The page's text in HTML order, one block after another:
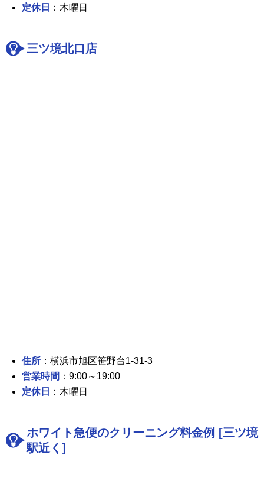
定休日
：木曜日
三ツ境北口店
住所 ：横浜市旭区笹野台1-31-3
営業時間 ：9:00～19:00
定休日
：木曜日
ホワイト急便のクリーニング料金例 [三ツ境
駅近く]